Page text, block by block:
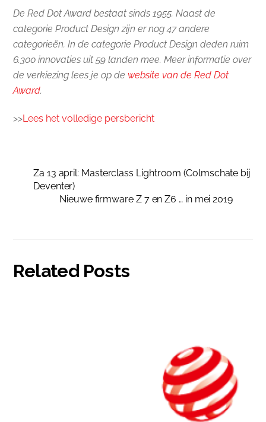
De Red Dot Award bestaat sinds 1955. Naast de
categorie Product Design zijn er nog 47 andere
categorieën. In de categorie Product Design deden ruim
6.300 innovaties uit 59 landen mee. Meer informatie over
de verkiezing lees je op de website van de Red Dot
Award.
>>Lees het volledige persbericht
Za 13 april: Masterclass Lightroom (Colmschate bij
Deventer)
Nieuwe firmware Z 7 en Z6 … in mei 2019
Related Posts